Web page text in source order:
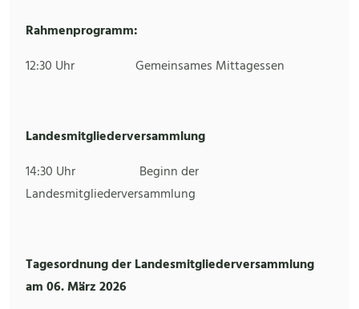
Rahmenprogramm:
12:30 Uhr Gemeinsames Mittagessen
Landesmitgliederversammlung
14:30 Uhr Beginn der
Landesmitgliederversammlung
Tagesordnung der Landesmitgliederversammlung
am 06. März 2026